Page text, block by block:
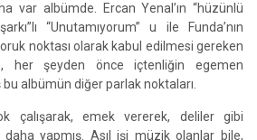
var albümde. Ercan Yenal’ın “hüzünlü
“Unutamıyorum” u ile Funda’nın
noktası olarak kabul edilmesi gereken
her şeyden önce içtenliğin egemen
albümün diğer parlak noktaları.
çalışarak, emek vererek, deliler gibi
yapmış. Asıl işi müzik olanlar bile,